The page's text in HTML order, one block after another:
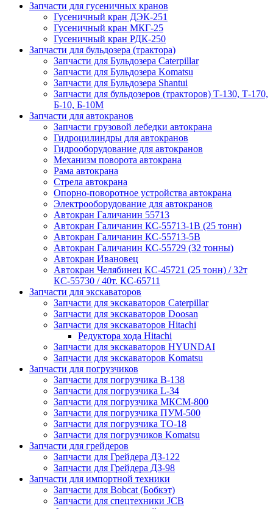
Запчасти для гусеничных кранов
Гусеничный кран ДЭК-251
Гусеничный кран МКГ-25
Гусеничный кран РДК-250
Запчасти для бульдозера (трактора)
Запчасти для Бульдозера Caterpillar
Запчасти для Бульдозера Komatsu
Запчасти для Бульдозера Shantui
Запчасти для бульдозеров (тракторов) Т-130, Т-170,
Б-10, Б-10М
Запчасти для автокранов
Запчасти грузовой лебедки автокрана
Гидроцилиндры для автокранов
Гидрооборудование для автокранов
Механизм поворота автокрана
Рама автокрана
Стрела автокрана
Опорно-поворотное устройства автокрана
Электрооборудование для автокранов
Автокран Галичанин 55713
Автокран Галичанин КС-55713-1В (25 тонн)
Автокран Галичанин КС-55713-5В
Автокран Галичанин КС-55729 (32 тонны)
Автокран Ивановец
Автокран Челябинец КС-45721 (25 тонн) / 32т
КС-55730 / 40т. КС-65711
Запчасти для экскаваторов
Запчасти для экскаваторов Caterpillar
Запчасти для экскаваторов Doosan
Запчасти для экскаваторов Hitachi
Редуктора хода Hitachi
Запчасти для экскаваторов HYUNDAI
Запчасти для экскаваторов Komatsu
Запчасти для погрузчиков
Запчасти для погрузчика B-138
Запчасти для погрузчика L-34
Запчасти для погрузчика МКСМ-800
Запчасти для погрузчика ПУМ-500
Запчасти для погрузчика ТО-18
Запчасти для погрузчиков Komatsu
Запчасти для грейдеров
Запчасти для Грейдера ДЗ-122
Запчасти для Грейдера ДЗ-98
Запчасти для импортной техники
Запчасти для Bobcat (Бобкэт)
Запчасти для спецтехники JCB